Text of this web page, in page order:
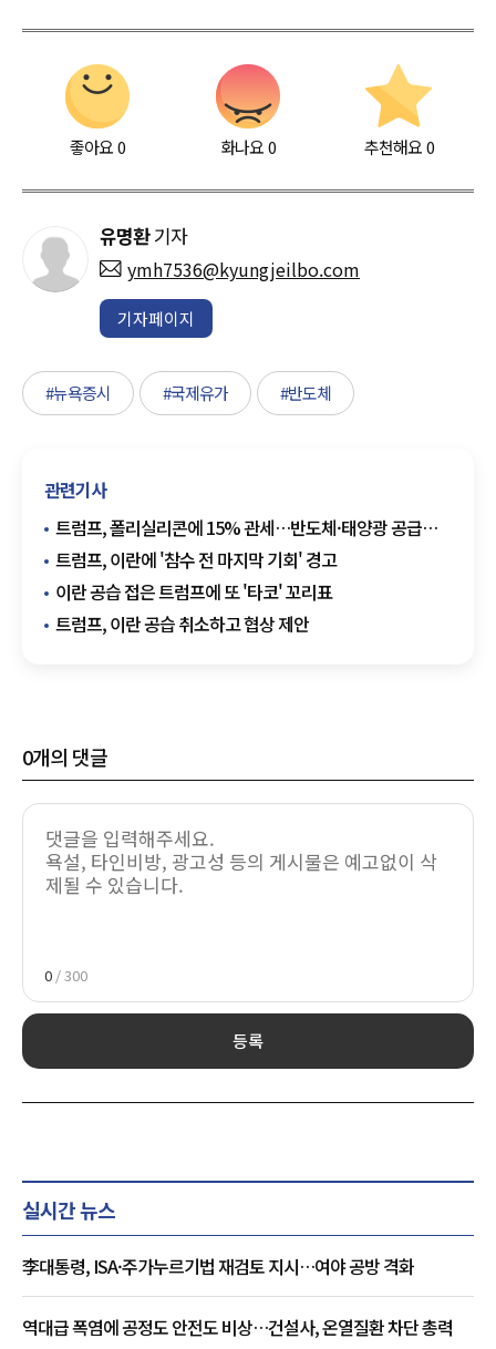
좋아요0 화나요0 추천해요 0
유명환기자
ymh7536@kyungjeilbo.com
기자페이지
#뉴욕증시 #국제유가 #반도체
관련기사
트럼프, 폴리실리콘에 15% 관세…반도체·태양광 공급망
재편 신호
트럼프, 이란에 '참수 전 마지막 기회' 경고
이란 공습 접은 트럼프에 또 '타코' 꼬리표
트럼프, 이란 공습 취소하고 협상 제안
0개의 댓글
0 / 300
등록
실시간 뉴스
李대통령, ISA·주가누르기법 재검토 지시…여야 공방 격화
역대급 폭염에 공정도 안전도 비상…건설사, 온열질환 차단 총력